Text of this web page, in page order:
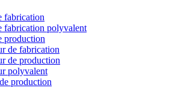
fabrication
fabrication polyvalent
production
de fabrication
de production
polyvalent
production